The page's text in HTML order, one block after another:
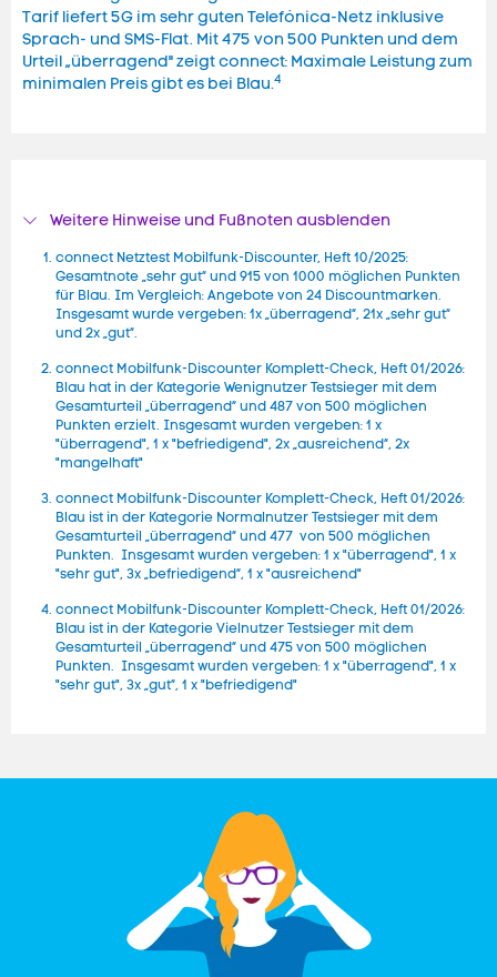
Tarif liefert 5G im sehr guten Telefónica-Netz inklusive
Sprach- und SMS-Flat. Mit 475 von 500 Punkten und dem
Urteil „überragend" zeigt connect: Maximale Leistung zum
minimalen Preis gibt es bei Blau.4
Weitere Hinweise und Fußnoten ausblenden
connect Netztest Mobilfunk-Discounter, Heft 10/2025:
Gesamtnote „sehr gut“ und 915 von 1000 möglichen Punkten
für Blau. Im Vergleich: Angebote von 24 Discountmarken.
Insgesamt wurde vergeben: 1x „überragend“, 21x „sehr gut“
und 2x „gut“.
connect Mobilfunk-Discounter Komplett-Check, Heft 01/2026:
Blau hat in der Kategorie Wenignutzer Testsieger mit dem
Gesamturteil „überragend“ und 487 von 500 möglichen
Punkten erzielt. Insgesamt wurden vergeben: 1 x
"überragend", 1 x "befriedigend", 2x „ausreichend“, 2x
"mangelhaft"
connect Mobilfunk-Discounter Komplett-Check, Heft 01/2026:
Blau ist in der Kategorie Normalnutzer Testsieger mit dem
Gesamturteil „überragend“ und 477 von 500 möglichen
Punkten. Insgesamt wurden vergeben: 1 x "überragend", 1 x
"sehr gut", 3x „befriedigend“, 1 x "ausreichend"
connect Mobilfunk-Discounter Komplett-Check, Heft 01/2026:
Blau ist in der Kategorie Vielnutzer Testsieger mit dem
Gesamturteil „überragend“ und 475 von 500 möglichen
Punkten. Insgesamt wurden vergeben: 1 x "überragend", 1 x
"sehr gut", 3x „gut“, 1 x "befriedigend"